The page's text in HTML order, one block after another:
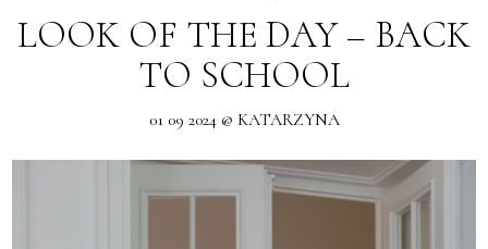
LOOK OF THE DAY – BACK
TO SCHOOL
01 09 2024 @ KATARZYNA